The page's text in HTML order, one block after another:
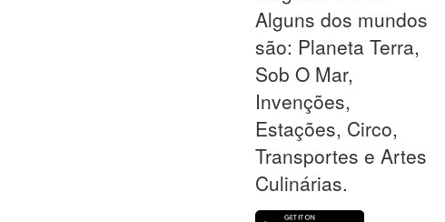
Alguns dos mundos
são: Planeta Terra,
Sob O Mar,
Invenções,
Estações, Circo,
Transportes e Artes
Culinárias.